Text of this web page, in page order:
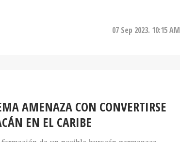
07 Sep 2023. 10:15 AM
AMENAZA CON CONVERTIRSE
EN EL CARIBE